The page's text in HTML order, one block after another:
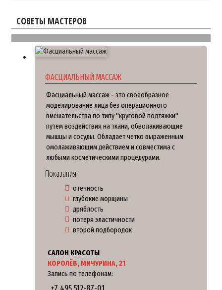
СОВЕТЫ МАСТЕРОВ
ФАСЦИАЛЬНЫЙ МАССАЖ
Фасциальный массаж - это своеобразное
моделирование лица без операционного
вмешательства по типу "круговой подтяжки"
путем воздействия на ткани, обволакивающие
мышцы и сосуды. Обладает четко выраженным
омолаживающим действием и совместима с
любыми косметическими процедурами.
Показания:
отечность
глубокие морщины
дряблость
потеря эластичности
второй подбородок
САЛОН КРАСОТЫ
КОРОЛЁВ, МИЧУРИНА, 21
Запись по телефонам: